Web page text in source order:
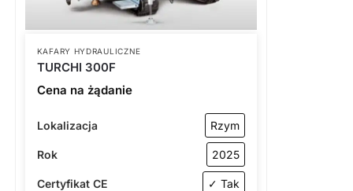
KAFARY HYDRAULICZNE
TURCHI 300F
Cena na żądanie
Lokalizacja Rzym
Rok 2025
Certyfikat CE ✓ Tak